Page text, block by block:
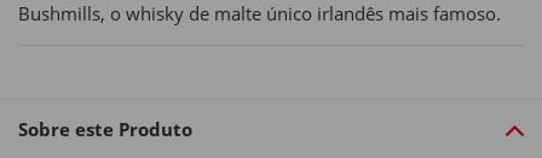
Bushmills, o whisky de malte único irlandês mais famoso.
Sobre este Produto